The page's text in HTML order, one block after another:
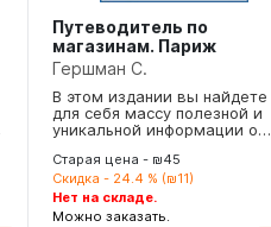
Путеводитель по
магазинам. Париж
Гершман С.
В этом издании вы найдете
для себя массу полезной и
уникальной информации о…
Старая цена - ₪45
Скидка - 24.4 % (₪11)
Нет на складе.
Можно заказать.